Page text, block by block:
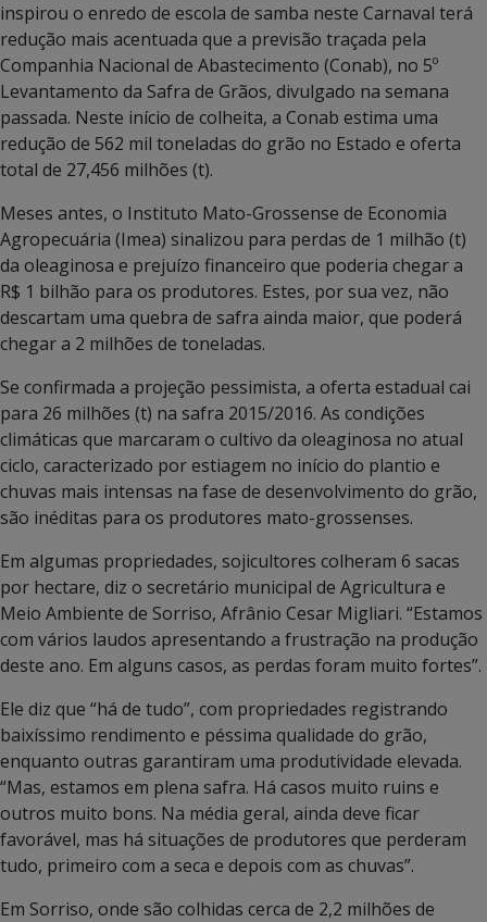
inspirou o enredo de escola de samba neste Carnaval terá
redução mais acentuada que a previsão traçada pela
Companhia Nacional de Abastecimento (Conab), no 5º
Levantamento da Safra de Grãos, divulgado na semana
passada. Neste início de colheita, a Conab estima uma
redução de 562 mil toneladas do grão no Estado e oferta
total de 27,456 milhões (t).
Meses antes, o Instituto Mato-Grossense de Economia
Agropecuária (Imea) sinalizou para perdas de 1 milhão (t)
da oleaginosa e prejuízo financeiro que poderia chegar a
R$ 1 bilhão para os produtores. Estes, por sua vez, não
descartam uma quebra de safra ainda maior, que poderá
chegar a 2 milhões de toneladas.
Se confirmada a projeção pessimista, a oferta estadual cai
para 26 milhões (t) na safra 2015/2016. As condições
climáticas que marcaram o cultivo da oleaginosa no atual
ciclo, caracterizado por estiagem no início do plantio e
chuvas mais intensas na fase de desenvolvimento do grão,
são inéditas para os produtores mato-grossenses.
Em algumas propriedades, sojicultores colheram 6 sacas
por hectare, diz o secretário municipal de Agricultura e
Meio Ambiente de Sorriso, Afrânio Cesar Migliari. “Estamos
com vários laudos apresentando a frustração na produção
deste ano. Em alguns casos, as perdas foram muito fortes”.
Ele diz que “há de tudo”, com propriedades registrando
baixíssimo rendimento e péssima qualidade do grão,
enquanto outras garantiram uma produtividade elevada.
“Mas, estamos em plena safra. Há casos muito ruins e
outros muito bons. Na média geral, ainda deve ficar
favorável, mas há situações de produtores que perderam
tudo, primeiro com a seca e depois com as chuvas”.
Em Sorriso, onde são colhidas cerca de 2,2 milhões de